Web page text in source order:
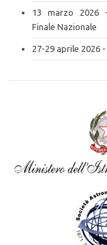
13 marzo 2026
Finale Nazionale
27-29 aprile 2026